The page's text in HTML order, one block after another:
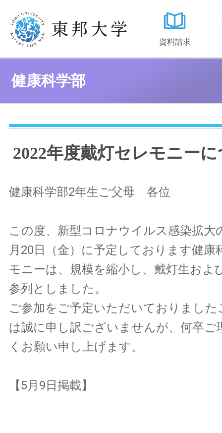
資料請求
健康科学部
2022年度戴灯セレモニー
健康科学部2年生ご父母 各位
この度、新型コロナウイルス感染拡大
月20日（金）に予定しております健康
モニーは、規模を縮小し、戴灯生およ
参列としました。
ご参加をご予定いただいておりました
は誠に申し訳ございませんが、何卒ご
くお願い申し上げます。
【5月9日掲載】